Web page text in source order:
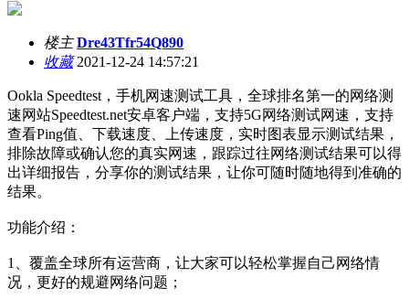
楼主 Dre43Tfr54Q890
收藏2021-12-24 14:57:21
Ookla Speedtest，手机网速测试工具，全球排名第一的网络测
速网站Speedtest.net安卓客户端，支持5G网络测试网速，支持
查看Ping值、下载速度、上传速度，实时图表显示测试结果，
排除故障或确认您的真实网速，跟踪过往网络测试结果可以得
出详细报告，分享你的测试结果，让你可随时随地得到准确的
结果。
功能介绍：
1、覆盖全球所有运营商，让大家可以轻松掌握自己网络情
况，更好的规避网络问题；